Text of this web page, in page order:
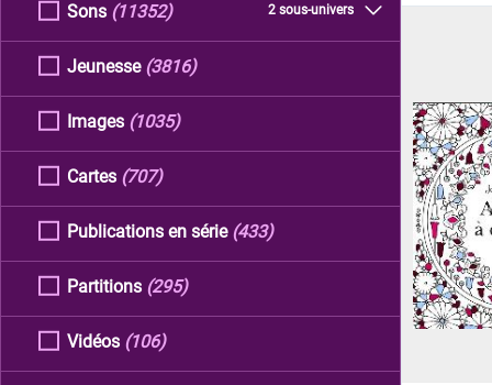
Sons 2 sous-univers
(11352)
Jeunesse (3816)
Images (1035)
Cartes (707)
Publications en série (433)
Partitions (295)
Vidéos (106)